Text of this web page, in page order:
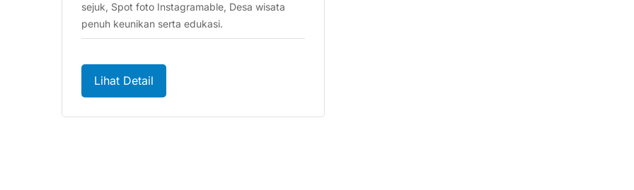
sejuk, Spot foto Instagramable, Desa wisata
penuh keunikan serta edukasi.
Lihat Detail